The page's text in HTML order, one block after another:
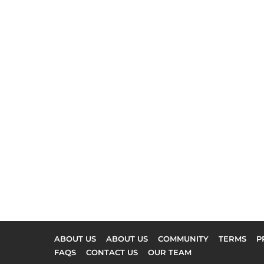
ABOUT US ABOUT US COMMUNITY TERMS
FAQS
CONTACT US OUR TEAM